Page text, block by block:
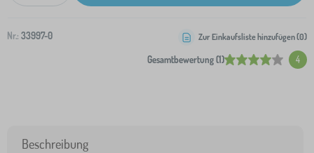
Nr.: 33997-0
Gesamtbewertung (1) 4
Zur Einkaufsliste hinzufügen (0)
Beschreibung